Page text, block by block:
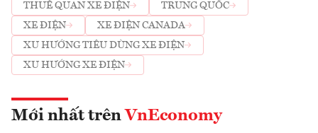
THUẾ QUAN XE ĐIỆN
TRUNG QUỐC
XE ĐIỆN
XE ĐIỆN CANADA
XU HƯỚNG TIÊU DÙNG XE ĐIỆN
XU HƯỚNG XE ĐIỆN
Mới nhất trên VnEconomy